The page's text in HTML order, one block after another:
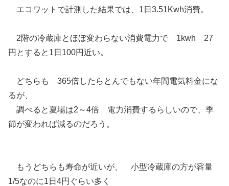
エコワットで計測した結果では、1日3.51Kwh消費。
2階の冷蔵庫とほぼ変わらない消費電力で 1kwh 27
円とすると1日100円近い。
どちらも 365倍したらとんでもない年間電気料金にな
るが、
調べると夏場は2～4倍 電力消費するらしいので、季
節が変われば減るのだろう。
もうどちらも寿命が近いが、 小型冷蔵庫の方が容量
1/5なのに1日4円ぐらい多く